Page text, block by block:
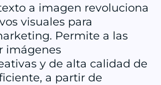
a imagen revoluciona
visuales para
Permite a las
imágenes
y de alta calidad de
a partir de